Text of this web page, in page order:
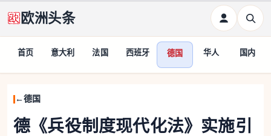
欧洲头条
首页 意大利 法国 西班牙 德国 华人 国内
德国
德《兵役制度现代化法》实施引